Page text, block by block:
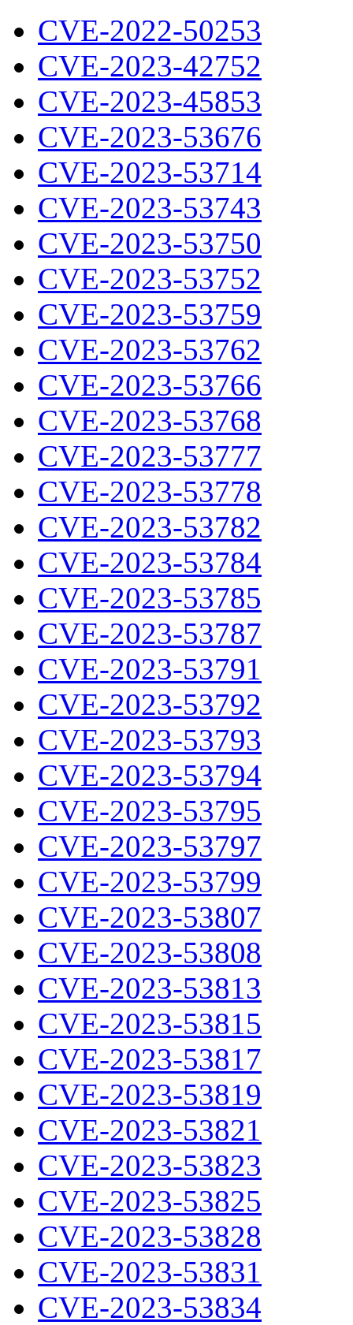
CVE-2022-50253
CVE-2023-42752
CVE-2023-45853
CVE-2023-53676
CVE-2023-53714
CVE-2023-53743
CVE-2023-53750
CVE-2023-53752
CVE-2023-53759
CVE-2023-53762
CVE-2023-53766
CVE-2023-53768
CVE-2023-53777
CVE-2023-53778
CVE-2023-53782
CVE-2023-53784
CVE-2023-53785
CVE-2023-53787
CVE-2023-53791
CVE-2023-53792
CVE-2023-53793
CVE-2023-53794
CVE-2023-53795
CVE-2023-53797
CVE-2023-53799
CVE-2023-53807
CVE-2023-53808
CVE-2023-53813
CVE-2023-53815
CVE-2023-53817
CVE-2023-53819
CVE-2023-53821
CVE-2023-53823
CVE-2023-53825
CVE-2023-53828
CVE-2023-53831
CVE-2023-53834